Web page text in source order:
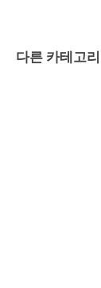
다른 카테고